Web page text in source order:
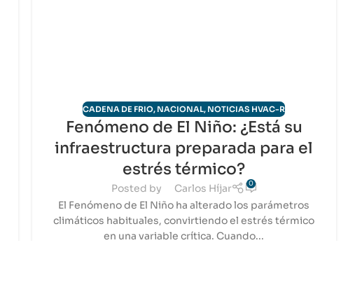
CADENA DE FRIO, NACIONAL, NOTICIAS HVAC-R
Fenómeno de El Niño: ¿Está su
infraestructura preparada para el
estrés térmico?
Posted by Carlos Híjar 0
El Fenómeno de El Niño ha alterado los parámetros
climáticos habituales, convirtiendo el estrés térmico
en una variable crítica. Cuando...